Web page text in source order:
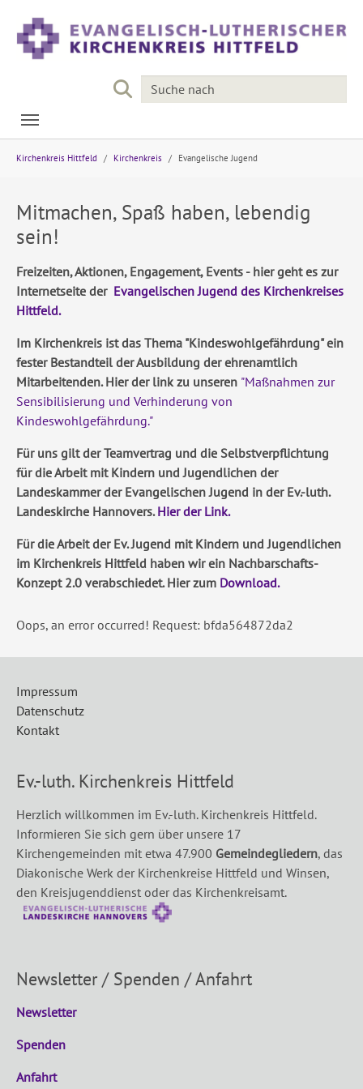
Kirchenkreis Hittfeld Kirchenkreis Evangelische Jugend
Mitmachen, Spaß haben, lebendig
sein!
Freizeiten, Aktionen, Engagement, Events - hier geht es zur
Internetseite der Evangelischen Jugend des Kirchenkreises
Hittfeld.
Im Kirchenkreis ist das Thema "Kindeswohlgefährdung" ein
fester Bestandteil der Ausbildung der ehrenamtlich
Mitarbeitenden. Hier der link zu unseren "Maßnahmen zur
Sensibilisierung und Verhinderung von
Kindeswohlgefährdung."
Für uns gilt der Teamvertrag und die Selbstverpflichtung
für die Arbeit mit Kindern und Jugendlichen der
Landeskammer der Evangelischen Jugend in der Ev.-luth.
Landeskirche Hannovers.Hier der Link.
Für die Arbeit der Ev. Jugend mit Kindern und Jugendlichen
im Kirchenkreis Hittfeld haben wir ein Nachbarschafts-
Konzept 2.0 verabschiedet. Hier zum Download.
Oops, an error occurred! Request: bfda564872da2
Impressum
Datenschutz
Kontakt
Ev.-luth. Kirchenkreis Hittfeld
Herzlich willkommen im Ev.-luth. Kirchenkreis Hittfeld.
Informieren Sie sich gern über unsere 17
Kirchengemeinden mit etwa 47.900 Gemeindegliedern, das
Diakonische Werk der Kirchenkreise Hittfeld und Winsen,
den Kreisjugenddienst oder das Kirchenkreisamt.
Newsletter / Spenden / Anfahrt
Newsletter
Spenden
Anfahrt